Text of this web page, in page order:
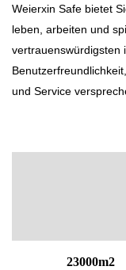
Weierxin Safe bietet
leben, arbeiten und
vertrauenswürdigsten
und Service
23000m2